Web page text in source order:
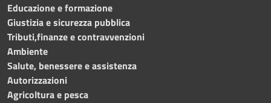
Educazione e formazione
Giustizia e sicurezza pubblica
Tributi,finanze e contravvenzioni
Ambiente
Salute, benessere e assistenza
Autorizzazioni
Agricoltura e pesca